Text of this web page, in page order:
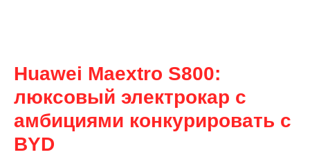
Huawei Maextro S800:
люксовый электрокар с
амбициями конкурировать с
BYD